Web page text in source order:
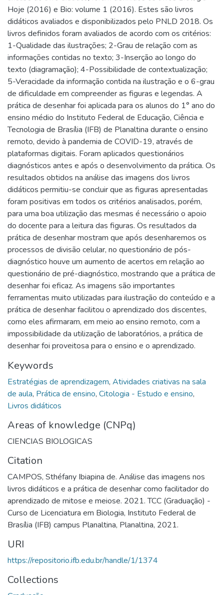
Hoje (2016) e Bio: volume 1 (2016). Estes são livros
didáticos avaliados e disponibilizados pelo PNLD 2018. Os
livros definidos foram avaliados de acordo com os critérios:
1-Qualidade das ilustrações; 2-Grau de relação com as
informações contidas no texto; 3-Inserção ao longo do
texto (diagramação); 4-Possibilidade de contextualização;
5-Veracidade da informação contida na ilustração e o 6-grau
de dificuldade em compreender as figuras e legendas. A
prática de desenhar foi aplicada para os alunos do 1° ano do
ensino médio do Instituto Federal de Educação, Ciência e
Tecnologia de Brasília (IFB) de Planaltina durante o ensino
remoto, devido à pandemia de COVID-19, através de
plataformas digitais. Foram aplicados questionários
diagnósticos antes e após o desenvolvimento da prática. Os
resultados obtidos na análise das imagens dos livros
didáticos permitiu-se concluir que as figuras apresentadas
foram positivas em todos os critérios analisados, porém,
para uma boa utilização das mesmas é necessário o apoio
do docente para a leitura das figuras. Os resultados da
prática de desenhar mostram que após desenharemos os
processos de divisão celular, no questionário de pós-
diagnóstico houve um aumento de acertos em relação ao
questionário de pré-diagnóstico, mostrando que a prática de
desenhar foi eficaz. As imagens são importantes
ferramentas muito utilizadas para ilustração do conteúdo e a
prática de desenhar facilitou o aprendizado dos discentes,
como eles afirmaram, em meio ao ensino remoto, com a
impossibilidade da utilização de laboratórios, a prática de
desenhar foi proveitosa para o ensino e o aprendizado.
Keywords
Estratégias de aprendizagem, Atividades criativas na sala
de aula, Prática de ensino, Citologia - Estudo e ensino,
Livros didáticos
Areas of knowledge (CNPq)
CIENCIAS BIOLOGICAS
Citation
CAMPOS, Sthéfany Ibiapina de. Análise das imagens nos
livros didáticos e a prática de desenhar como facilitador do
aprendizado de mitose e meiose. 2021. TCC (Graduação) -
Curso de Licenciatura em Biologia, Instituto Federal de
Brasília (IFB) campus Planaltina, Planaltina, 2021.
URI
https://repositorio.ifb.edu.br/handle/1/1374
Collections